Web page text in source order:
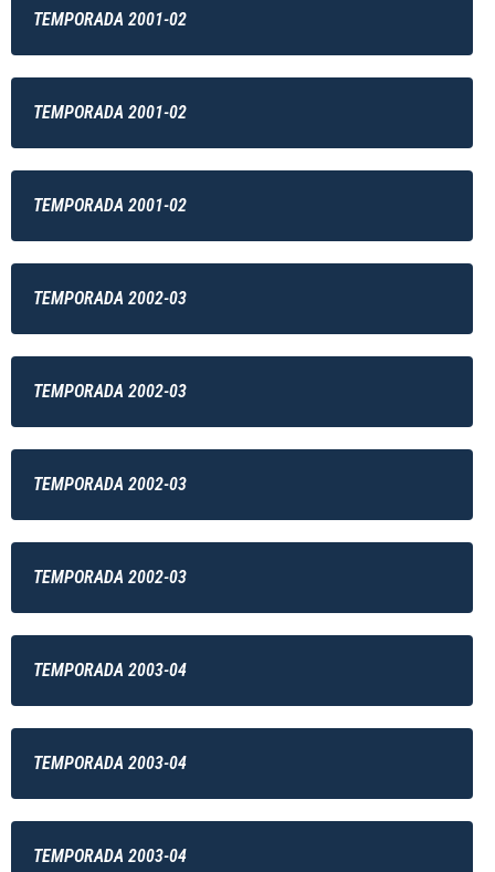
TEMPORADA 2001-02
TEMPORADA 2001-02
TEMPORADA 2001-02
TEMPORADA 2002-03
TEMPORADA 2002-03
TEMPORADA 2002-03
TEMPORADA 2002-03
TEMPORADA 2003-04
TEMPORADA 2003-04
TEMPORADA 2003-04